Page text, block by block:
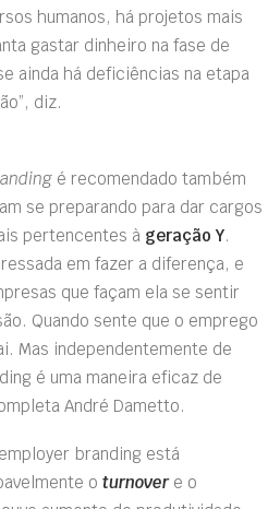
humanos, há projetos mais
gastar dinheiro na fase de
ainda há deficiências na etapa
diz.
é recomendado também
se preparando para dar cargos
pertencentes à geração Y.
em fazer a diferença, e
que façam ela se sentir
Quando sente que o emprego
Mas independentemente de
é uma maneira eficaz de
André Dametto.
branding está
o turnovere o